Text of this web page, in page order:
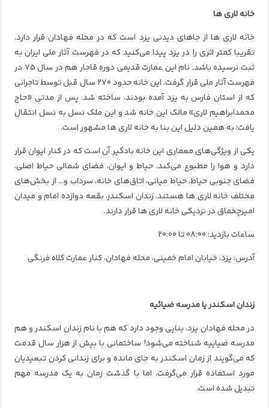
خانه لاری ها
خانه لاری ها از جاهای دیدنی یزد است که در محله فهادان قرار دارد.
تقریبا کمتر اثری را در یزد پیدا می‌کنید که در فهرست آثار ملی ایران به
ثبت نرسیده باشد. نام این عمارت قدیمی دوره قاجار هم در سال ۷۵ در
فهرست آثار ملی قرار گرفت. این خانه حدود ۲۷۰ سال قبل توسط تاجرانی
که از استان فارس به یزد آمده بودند، ساخته شد. پس از مدتی «حاج
محمدابراهیم لاری» مالک این خانه شد و این ملک نسل به نسل انتقال
یافت؛ به همین دلیل این بنا به خانه لاری‌ ها مشهور است.
یکی از ویژگی‌های معماری این خانه بادگیر آن است که در کنار ایوان قرار
دارد و هوا را مطبوع می‌کند. حیاط و ایوان، فضای شمالی حیاط اصلی،
فضای جنوبی حیاط، حیاط میانی، اتاق‌های خانه، سرداب و… از بخش‌های
مختلف خانه لاری ها هستند. زندان اسکندر، بقعه‌ دوازده امام و میدان
امیرچخماق در نزدیکی خانه لاری ها قرار دارند.
ساعات بازدید: ۰۸:۰۰ تا ۲۰:۰۰
آدرس: یزد، خیابان امام خمینی، محله فهادان، کنار عمارت کلاه ‌فرنگی
زندان اسکندر یا مدرسه ضیائیه
در محله فهادان یزد، بنایی وجود دارد که هم با نام زندان اسکندر و هم
مدرسه ضیاییه شناخته می‌شود! ساختمانی با بیش از هزار سال قدمت
که می‌گویند از زمان اسکندر به جای مانده و برای زندانی کردن تبعیدیان
مورد استفاده قرار می‌گرفت، اما با گذشت زمان به یک مدرسه مهم
تبدیل شده است.